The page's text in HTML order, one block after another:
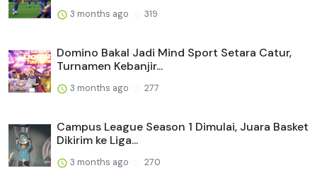
3 months ago 319
Domino Bakal Jadi Mind Sport Setara Catur,
Turnamen Kebanjir...
3 months ago 277
Campus League Season 1 Dimulai, Juara Basket
Dikirim ke Liga...
3 months ago 270